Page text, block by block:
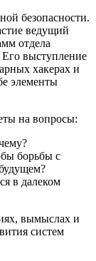
безопасности.
ведущий
отдела
выступление
хакерах и
элементы
на вопросы:
борьбы с
в далеком
вымыслах и
систем